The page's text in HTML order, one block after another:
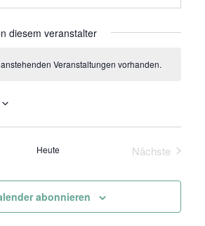
diesem veranstalter
Veranstaltungen vorhanden.
Heute
Nächste
abonnieren